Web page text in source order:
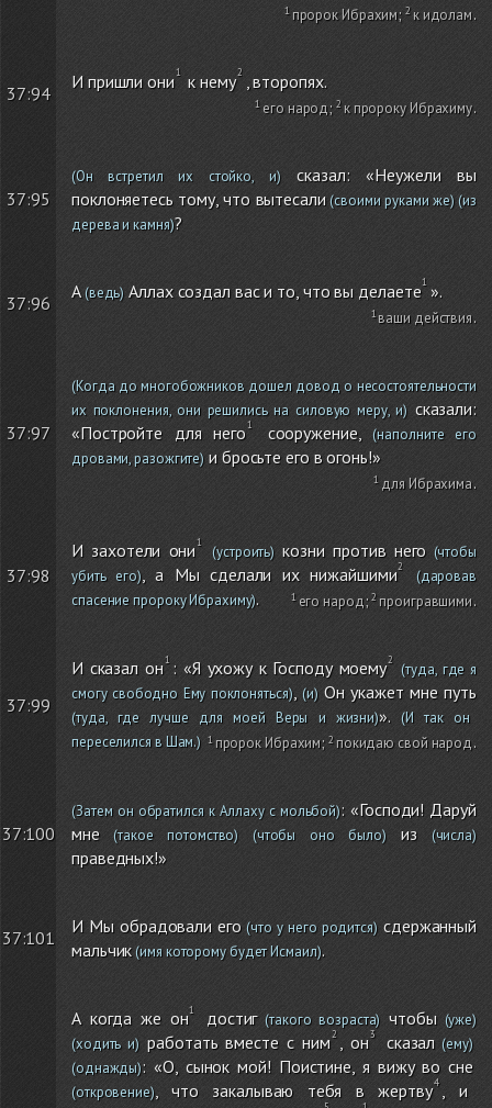
пророк Ибрахим; к идолам.
37:94
И пришли они к нему , второпях.
его народ; к пророку Ибрахиму.
37:95
(Он встретил их стойко, и)сказал: «Неужели вы
поклоняетесь тому, что вытесали(своими руками же)(из
дерева и камня)?
37:96
А(ведь) Аллах создал вас и то, что вы делаете ».
ваши действия.
37:97
(Когда до многобожников дошел довод о несостоятельности
их поклонения, они решились на силовую меру, и) сказали:
«Постройте для него
сооружение,
(наполните его
дровами, разожгите) и бросьте его в огонь!»
для Ибрахима.
37:98
И захотели они (устроить) козни против него (чтобы
убить его), а Мы сделали их нижайшими
(даровав
спасение пророку Ибрахиму). его народ; проигравшими.
37:99
И сказал он : «Я ухожу к Господу моему
(туда, где я
смогу свободно Ему поклоняться), (и)Он укажет мне путь
(туда, где лучше для моей Веры и жизни)».(И так он
переселился в Шам.)
пророк Ибрахим; покидаю свой народ.
37:100
(Затем он обратился к Аллаху с мольбой): «Господи! Даруй
мне(такое потомство) (чтобы оно было)из (числа)
праведных!»
37:101
И Мы обрадовали его(что у него родится)сдержанный
мальчик (имя которому будет Исмаил).
А когда же он достиг(такого возраста) чтобы(уже)
(ходить и) работать вместе с ним , он сказал (ему)
(однажды): «О, сынок мой! Поистине, я вижу во сне
(откровение), что закалываю тебя в жертву , и